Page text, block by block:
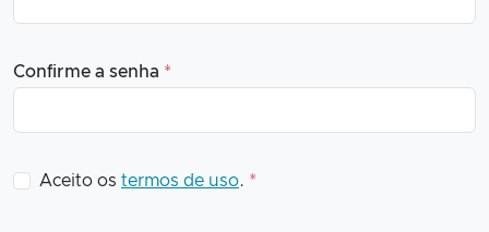
Confirme a senha *
Aceito os termos de uso. *